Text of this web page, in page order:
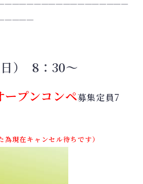
） 8：30～
ープンコンペ募集定員7
為現在キャンセル待ちです）